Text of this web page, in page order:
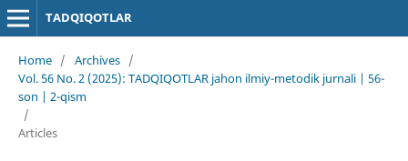
TADQIQOTLAR
Home / Archives /
Vol. 56 No. 2 (2025): TADQIQOTLAR jahon ilmiy-metodik jurnali | 56-
son | 2-qism
/
Articles